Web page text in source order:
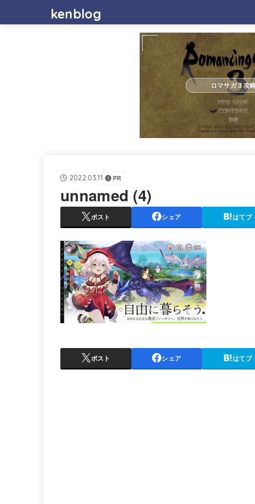
kenblog
ロマサガ３攻
2022.03.11 PR
unnamed (4)
ポスト シェア はてブ
ポスト シェア はてブ